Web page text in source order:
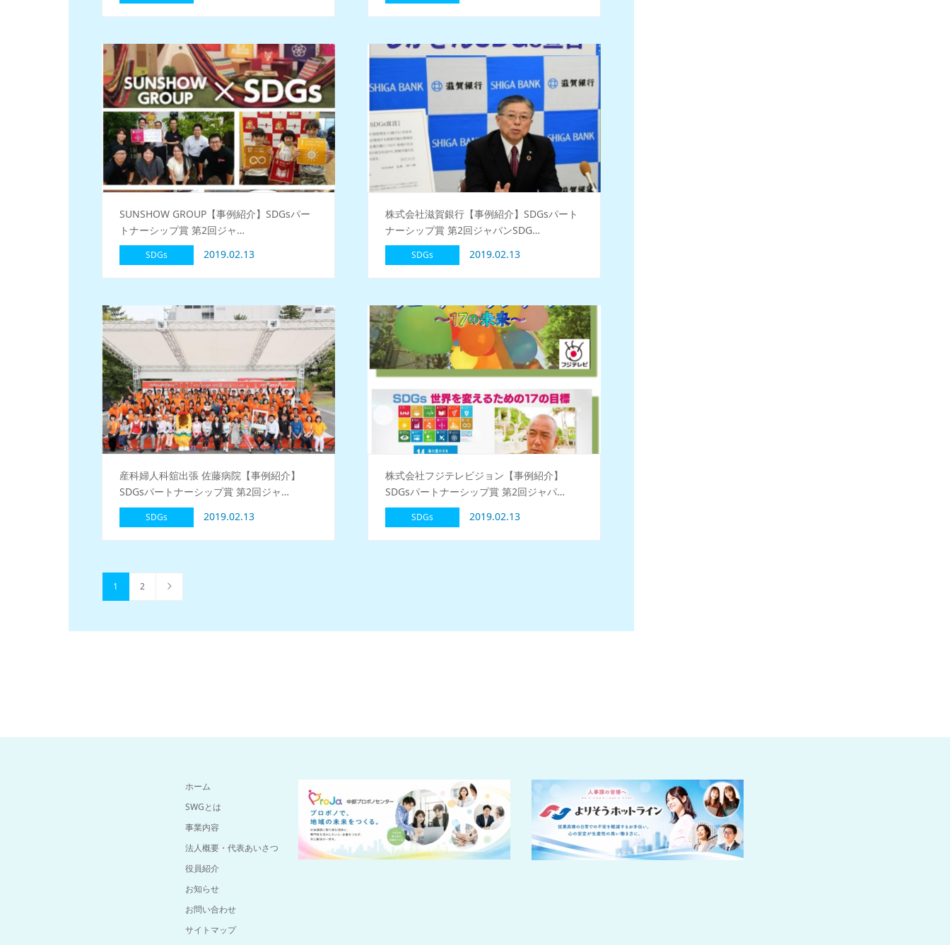
SUNSHOW GROUP【事例紹介】SDGsパー
トナーシップ賞 第2回ジャ…
SDGs 2019.02.13
株式会社滋賀銀行【事例紹介】SDGsパート
ナーシップ賞 第2回ジャパンSDG…
SDGs 2019.02.13
産科婦人科舘出張 佐藤病院【事例紹介】
SDGsパートナーシップ賞 第2回ジャ…
SDGs 2019.02.13
株式会社フジテレビジョン【事例紹介】
SDGsパートナーシップ賞 第2回ジャパ…
SDGs 2019.02.13
1 2
ホーム
SWGとは
事業内容
法人概要・代表あいさつ
役員紹介
お知らせ
お問い合わせ
サイトマップ